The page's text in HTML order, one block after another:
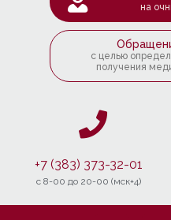
на
с целью
получения
+7 (383) 373-32-01
c 8-00 до 20-00 (мск+4)